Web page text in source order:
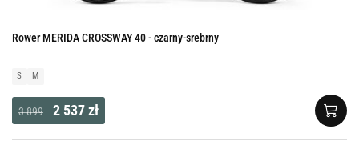
Rower MERIDA CROSSWAY 40 - czarny-srebrny
S M
3 899 2 537 zł